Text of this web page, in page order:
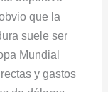
que la
suele ser
Mundial
y gastos